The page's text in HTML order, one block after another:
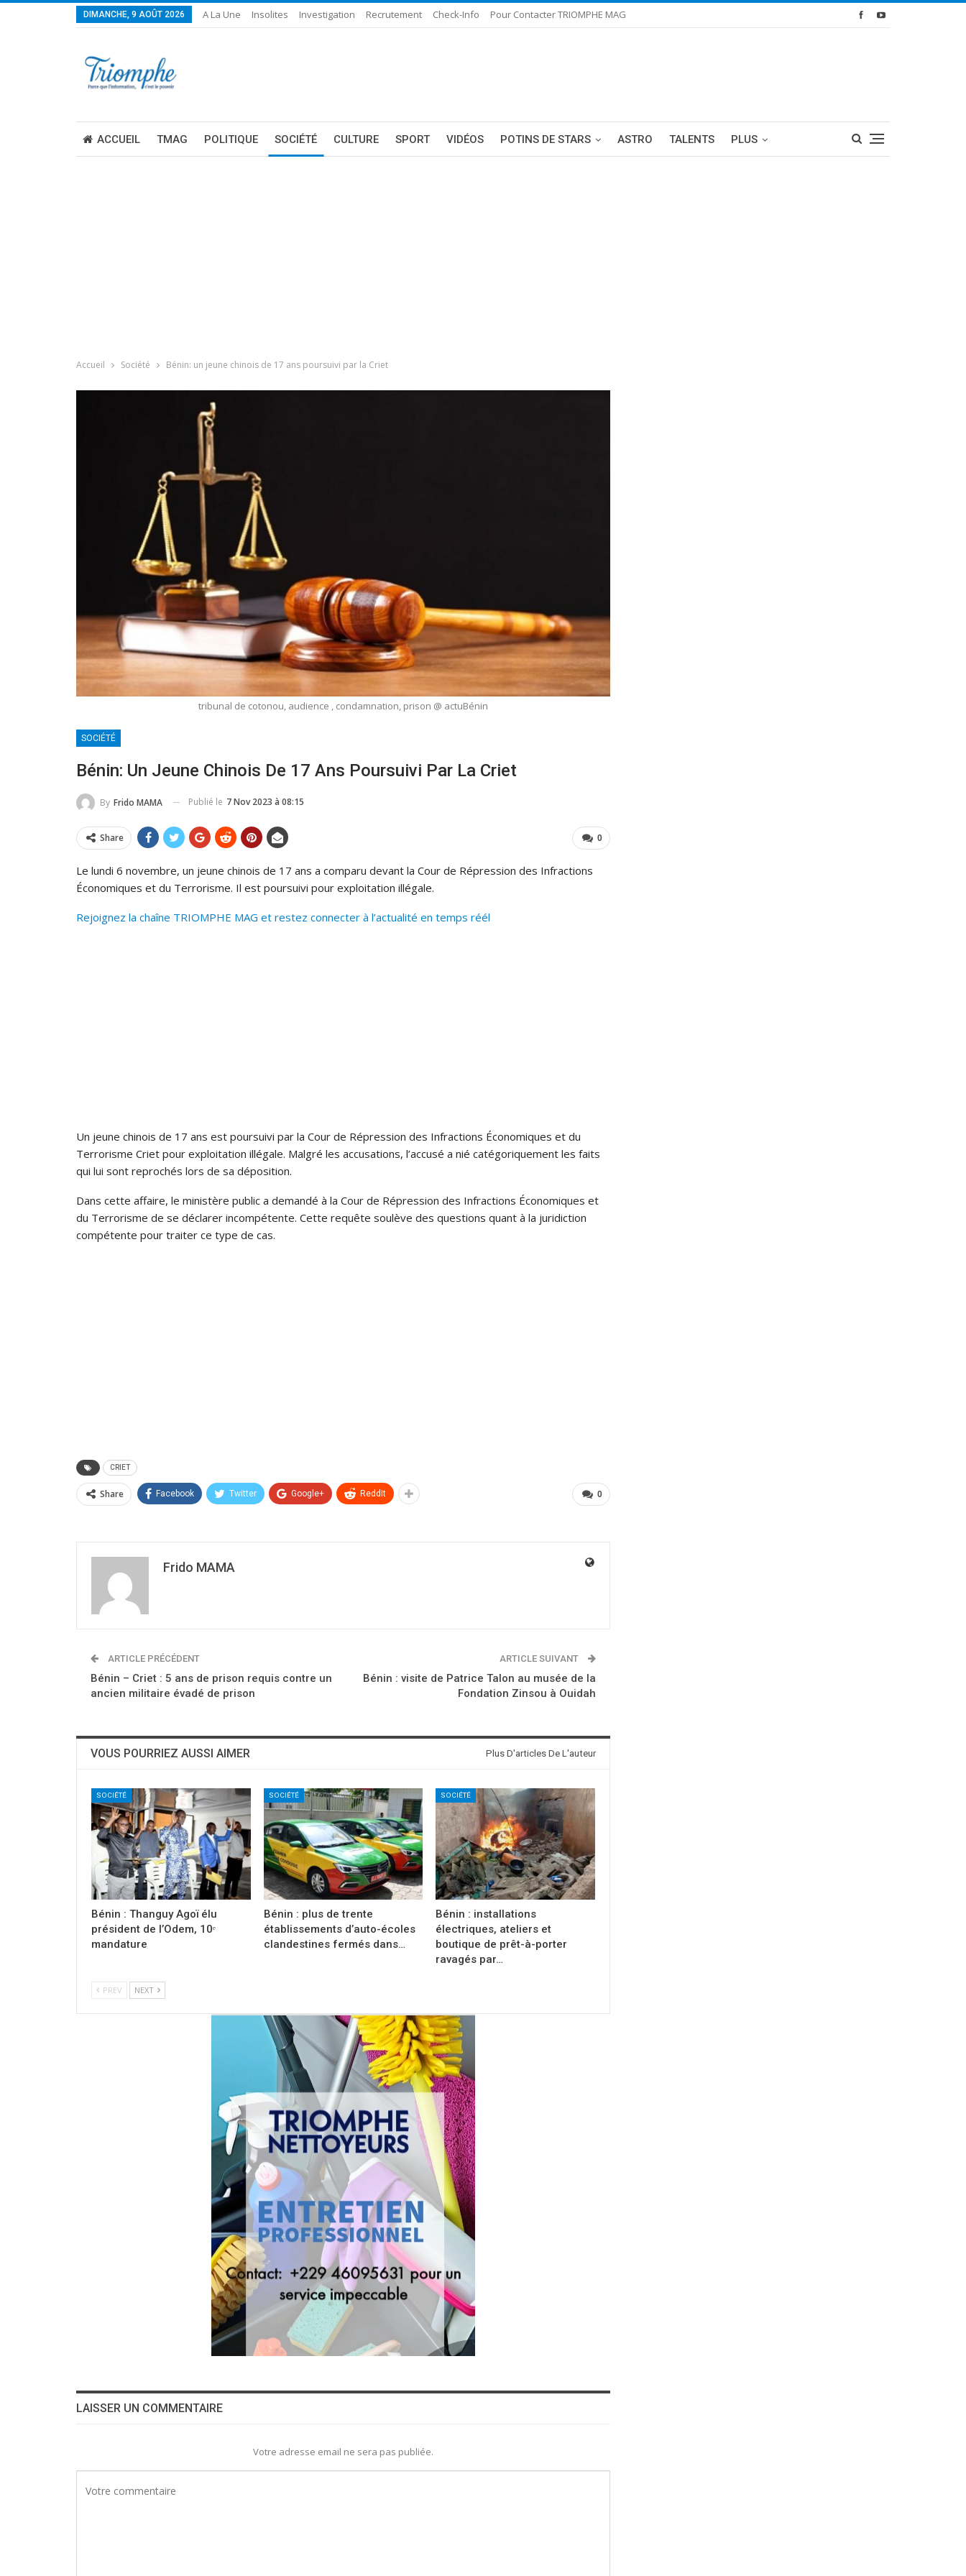
DIMANCHE, 9 AOÛT 2026 A La Une Insolites Investigation Recrutement Check-Info Pour Contacter TRIOMPHE MAG
ACCUEIL TMAG POLITIQUE SOCIÉTÉ CULTURE SPORT VIDÉOS POTINS DE STARS ASTRO TALENTS PLUS
Accueil Société Bénin: un jeune chinois de 17 ans poursuivi par la Criet
tribunal de cotonou, audience , condamnation, prison @ actuBénin
SOCIÉTÉ
Bénin: Un Jeune Chinois De 17 Ans Poursuivi Par La Criet
By Frido MAMA Publié le 7 Nov 2023 à 08:15
0
Share
Le lundi 6 novembre, un jeune chinois de 17 ans a comparu devant la Cour de Répression des Infractions
Économiques et du Terrorisme. Il est poursuivi pour exploitation illégale.
Rejoignez la chaîne TRIOMPHE MAG et restez connecter à l’actualité en temps réél
Un jeune chinois de 17 ans est poursuivi par la Cour de Répression des Infractions Économiques et du
Terrorisme Criet pour exploitation illégale. Malgré les accusations, l’accusé a nié catégoriquement les faits
qui lui sont reprochés lors de sa déposition.
Dans cette affaire, le ministère public a demandé à la Cour de Répression des Infractions Économiques et
du Terrorisme de se déclarer incompétente. Cette requête soulève des questions quant à la juridiction
compétente pour traiter ce type de cas.
CRIET
0
Share Facebook Twitter Google+ ReddIt
Frido MAMA
ARTICLE PRÉCÉDENT
Bénin – Criet : 5 ans de prison requis contre un
ancien militaire évadé de prison
ARTICLE SUIVANT
Bénin : visite de Patrice Talon au musée de la
Fondation Zinsou à Ouidah
VOUS POURRIEZ AUSSI AIMER Plus D'articles De L'auteur
SOCIÉTÉ
Bénin : Thanguy Agoï élu
président de l’Odem, 10ᵉ
mandature
SOCIÉTÉ
Bénin : plus de trente
établissements d’auto-écoles
clandestines fermés dans…
SOCIÉTÉ
Bénin : installations
électriques, ateliers et
boutique de prêt-à-porter
ravagés par…
PREV NEXT
LAISSER UN COMMENTAIRE
Votre adresse email ne sera pas publiée.